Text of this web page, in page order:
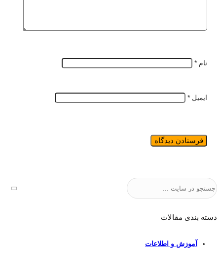
نام *
ایمیل *
جستجو
دسته بندی مقالات
آموزش و اطلاعات